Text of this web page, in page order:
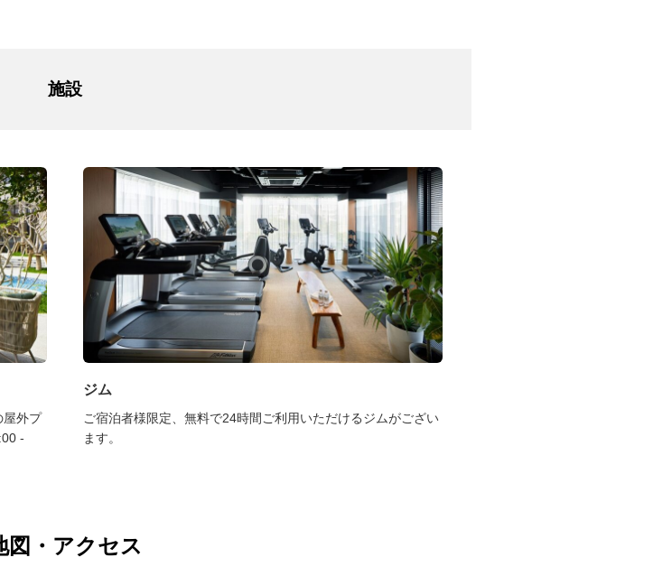
施設
屋外プ
-
ジム
ご宿泊者様限定、無料で24時間ご利用いただけるジムがござい
ます。
図・アクセス